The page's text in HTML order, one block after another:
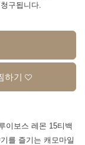
구됩니다.
하기
이보스 레몬 15티백
를 즐기는 캐모마일